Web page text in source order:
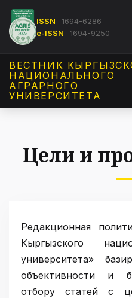
ISSN
1694-6286
e-ISSN
1694-9250
ВЕСТНИК
НАЦИОНАЛЬНОГО
АГРАРНОГО
УНИВЕРСИТЕТА
Цели и
Редакционная
Кыргызcкого
университета»
объективности и
отбору статей с